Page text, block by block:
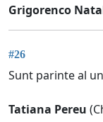
Grigorenco
#26
Sunt parinte al
Tatiana Pereu